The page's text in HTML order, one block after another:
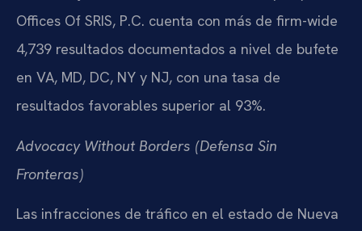
Offices Of SRIS, P.C. cuenta con más de firm-wide
4,739 resultados documentados a nivel de bufete
en VA, MD, DC, NY y NJ, con una tasa de
resultados favorables superior al 93%.
Advocacy Without Borders (Defensa Sin
Fronteras)
Las infracciones de tráfico en el estado de Nueva